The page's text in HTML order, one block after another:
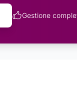
Gestione